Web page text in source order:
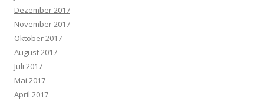
Dezember 2017
November 2017
Oktober 2017
August 2017
Juli 2017
Mai 2017
April 2017